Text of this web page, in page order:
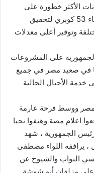
الأكثر خطورة على
شبكة السكك الحديدية والتي تتضمن إنشاء 53 كوبري لتحقيق
وتوفير أعلى معدلات
على المشروعات
في صعيد مصر في جميع
الأجيال الحالية
مصر ووسط فرحة عارمة
اعلام مصة وهتفوا تحيا
الجمهورية ، شهد
، يرافقه اللواء مصطفى
النواب والشيوخ عن